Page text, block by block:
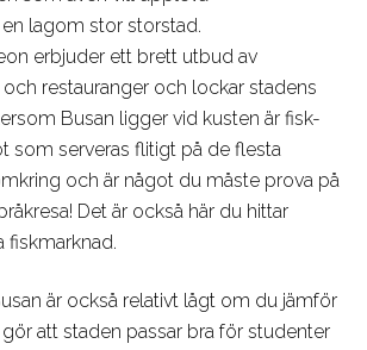
lagom stor storstad.
erbjuder ett brett utbud av
restauranger och lockar stadens
Busan ligger vid kusten är fisk-
som serveras flitigt på de flesta
och är något du måste prova på
Det är också här du hittar
fiskmarknad.
är också relativt lågt om du jämför
att staden passar bra för studenter